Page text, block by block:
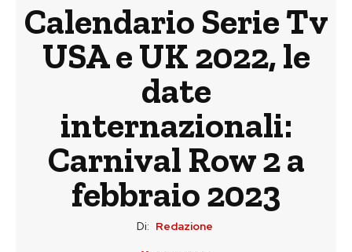
Calendario Serie Tv
USA e UK 2022, le
date
internazionali:
Carnival Row 2 a
febbraio 2023
Di: Redazione